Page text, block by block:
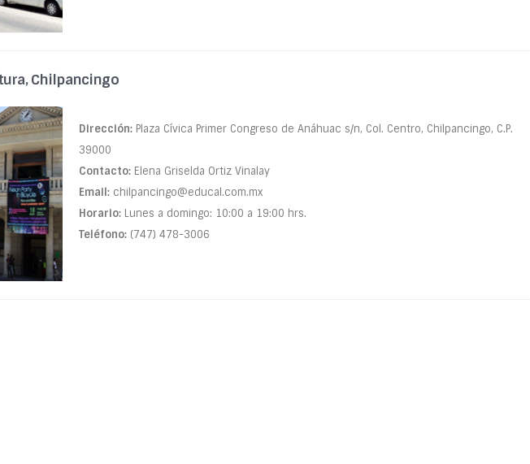
Chilpancingo
Dirección: Plaza Cívica Primer Congreso de Anáhuac s/n, Col. Centro, Chilpancingo, C.P.
39000
Contacto: Elena Griselda Ortiz Vinalay
Email: chilpancingo@educal.com.mx
Horario: Lunes a domingo: 10:00 a 19:00 hrs.
Teléfono: (747) 478-3006